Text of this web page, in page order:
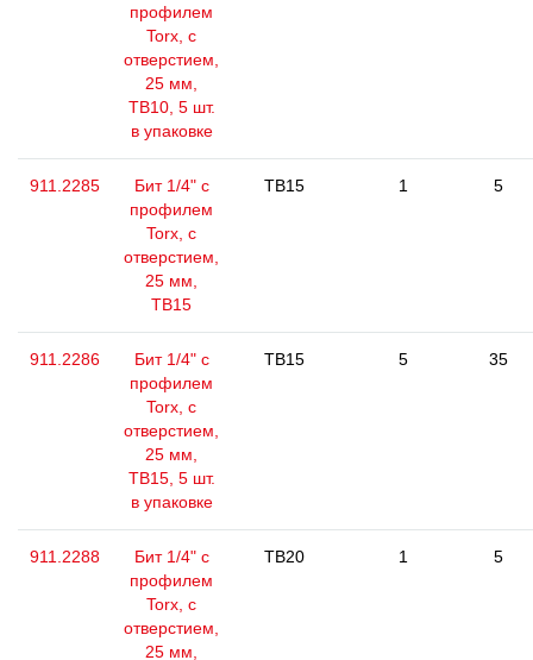
профилем
Torx, с
отверстием,
25 мм,
ТВ10, 5 шт.
в упаковке
911.2285
Бит 1/4" с
профилем
Torx, с
отверстием,
25 мм,
ТВ15
TB15 1 5
911.2286
Бит 1/4" с
профилем
Torx, с
отверстием,
25 мм,
ТВ15, 5 шт.
в упаковке
TB15 5 35
911.2288
Бит 1/4" с
профилем
Torx, с
отверстием,
25 мм,
TB20 1 5